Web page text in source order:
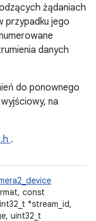
żądaniach
przypadku jego
danych
do ponownego
na
.
const
*stream_id,
uint32_t